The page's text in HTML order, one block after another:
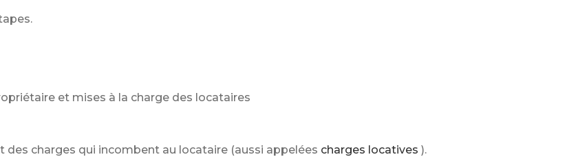
et mises à la charge des locataires
charges qui incombent au locataire (aussi appelées charges locatives ).